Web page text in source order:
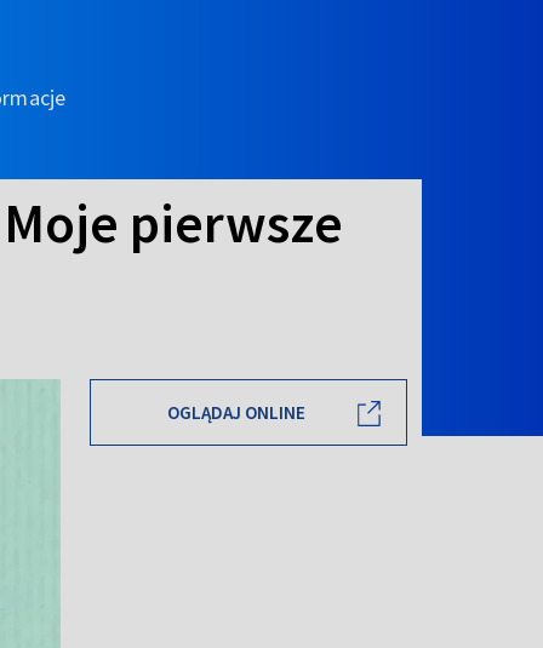
pierwsze
OGLĄDAJ ONLINE